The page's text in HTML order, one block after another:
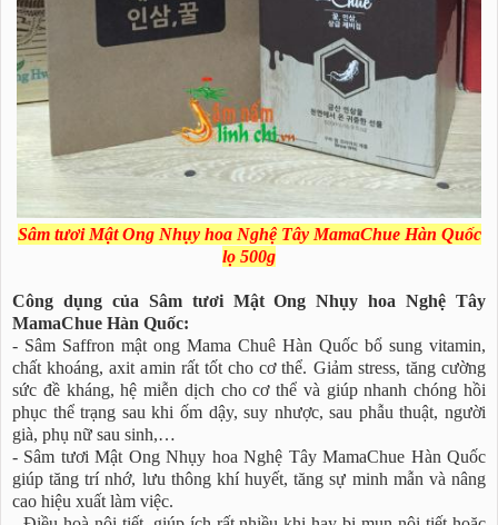
Sâm tươi Mật Ong Nhụy hoa Nghệ Tây MamaChue Hàn Quốc
lọ 500g
Công dụng của Sâm tươi Mật Ong Nhụy hoa Nghệ Tây
MamaChue Hàn Quốc:
- Sâm Saffron mật ong Mama Chuê Hàn Quốc bổ sung vitamin,
chất khoáng, axit amin rất tốt cho cơ thể. Giảm stress, tăng cường
sức đề kháng, hệ miễn dịch cho cơ thể và giúp nhanh chóng hồi
phục thể trạng sau khi ốm dậy, suy nhược, sau phẫu thuật, người
già, phụ nữ sau sinh,…
- Sâm tươi Mật Ong Nhụy hoa Nghệ Tây MamaChue Hàn Quốc
giúp tăng trí nhớ, lưu thông khí huyết, tăng sự minh mẫn và nâng
cao hiệu xuất làm việc.